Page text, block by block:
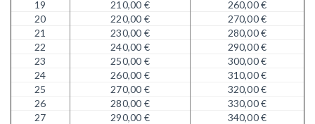
19
210,00 €
260,00 €
20
220,00 €
270,00 €
21
230,00 €
280,00 €
22
240,00 €
290,00 €
23
250,00 €
300,00 €
24
260,00 €
310,00 €
25
270,00 €
320,00 €
26
280,00 €
330,00 €
27
290,00 €
340,00 €